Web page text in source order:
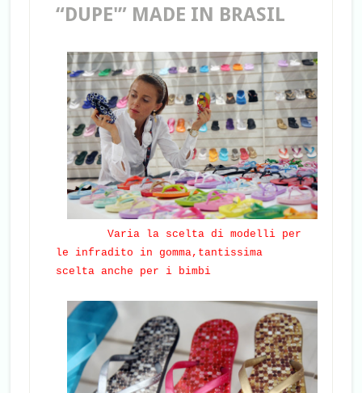
“DUPE'” MADE IN BRASIL
Varia la scelta di modelli per
le infradito in gomma,tantissima
scelta anche per i bimbi